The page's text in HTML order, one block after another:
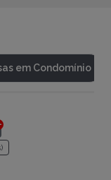
em Condomínio